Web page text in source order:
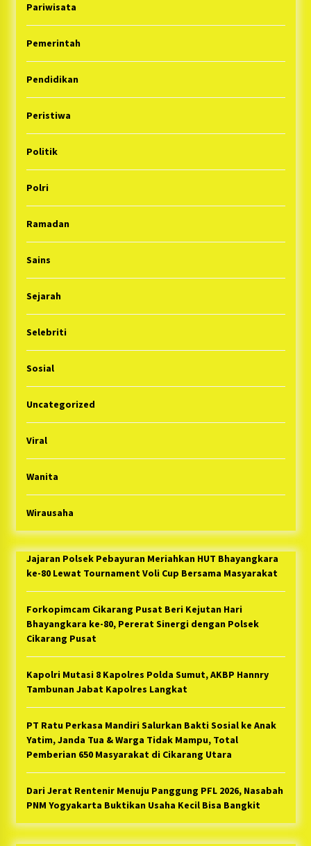
Pariwisata
Pemerintah
Pendidikan
Peristiwa
Politik
Polri
Ramadan
Sains
Sejarah
Selebriti
Sosial
Uncategorized
Viral
Wanita
Wirausaha
Jajaran Polsek Pebayuran Meriahkan HUT Bhayangkara
ke-80 Lewat Tournament Voli Cup Bersama Masyarakat
Forkopimcam Cikarang Pusat Beri Kejutan Hari
Bhayangkara ke-80, Pererat Sinergi dengan Polsek
Cikarang Pusat
Kapolri Mutasi 8 Kapolres Polda Sumut, AKBP Hannry
Tambunan Jabat Kapolres Langkat
PT Ratu Perkasa Mandiri Salurkan Bakti Sosial ke Anak
Yatim, Janda Tua & Warga Tidak Mampu, Total
Pemberian 650 Masyarakat di Cikarang Utara
Dari Jerat Rentenir Menuju Panggung PFL 2026, Nasabah
PNM Yogyakarta Buktikan Usaha Kecil Bisa Bangkit